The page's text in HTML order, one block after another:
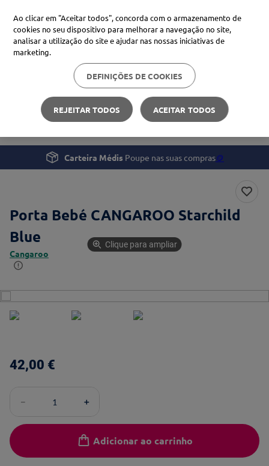
Procure no Marketplace Médis
Pesquisas mais comuns
xiaomi
4º svr
Gravidez e Bebé
Conforto e Segurança
Porta Bebé CANGAROO Starchild Blue
Carteira Médis Poupe nas suas compras🪙
Porta Bebé CANGAROO Starchild
Blue
Cangaroo
Clique para ampliar
42,00 €
＋
－
Adicionar ao carrinho
Ao clicar em "Aceitar todos", concorda com o armazenamento de
cookies no seu dispositivo para melhorar a navegação no site,
analisar a utilização do site e ajudar nas nossas iniciativas de
marketing.
DEFINIÇÕES DE COOKIES
REJEITAR TODOS ACEITAR TODOS